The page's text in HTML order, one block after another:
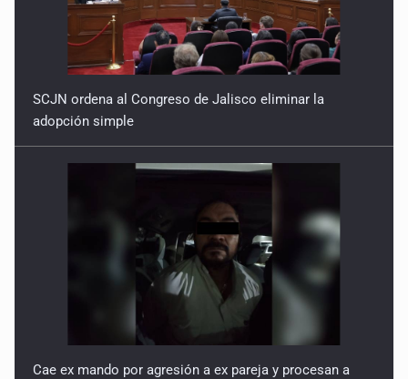
SCJN ordena al Congreso de Jalisco eliminar la
adopción simple
Cae ex mando por agresión a ex pareja y procesan a